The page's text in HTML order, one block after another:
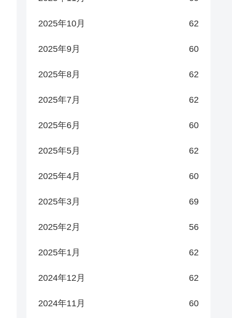
2025年10月 62
2025年9月 60
2025年8月 62
2025年7月 62
2025年6月 60
2025年5月 62
2025年4月 60
2025年3月 69
2025年2月 56
2025年1月 62
2024年12月 62
2024年11月 60